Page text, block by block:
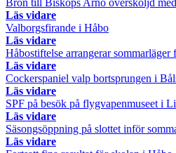
Läs vidare
Valborgsfirande i Håbo
Läs vidare
Håbostiftelse arrangerar sommarläger
Läs vidare
Cockerspaniel valp bortsprungen i
Läs vidare
SPF på besök på flygvapenmuseet i
Läs vidare
Säsongsöppning på slottet inför
Läs vidare